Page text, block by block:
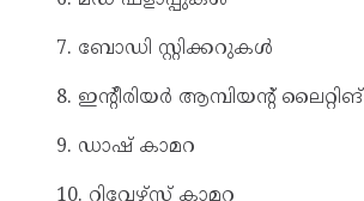
7. ബോഡി സ്റ്റിക്കറുകള്‍
8. ഇന്റീരിയര്‍ ആമ്പിയന്റ് ലൈറ്റിങ്
9. ഡാഷ് കാമറ
10. റിവേഴ്‌സ് കാമറ